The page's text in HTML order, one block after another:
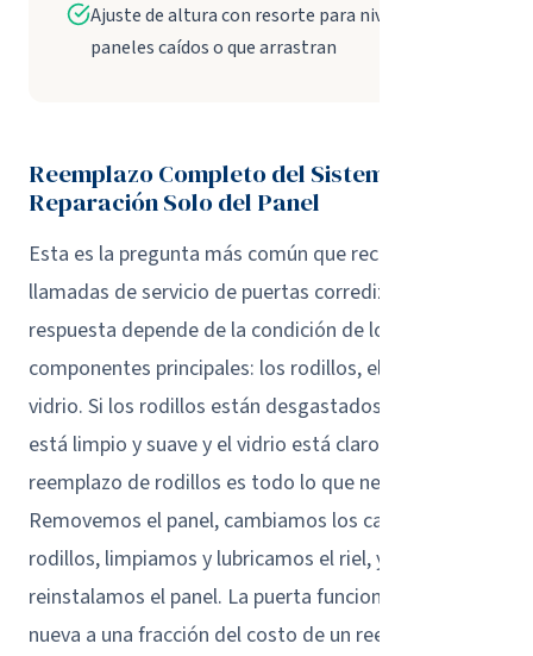
Ajuste de altura con resorte para nivelar
paneles caídos o que arrastran
Reemplazo Completo del Sistema vs.
Reparación Solo del Panel
Esta es la pregunta más común que recibimos en
llamadas de servicio de puertas corredizas, y la
respuesta depende de la condición de los tres
componentes principales: los rodillos, el riel y el
vidrio. Si los rodillos están desgastados pero el riel
está limpio y suave y el vidrio está claro y sellado, un
reemplazo de rodillos es todo lo que necesita.
Removemos el panel, cambiamos los carros de
rodillos, limpiamos y lubricamos el riel, y
reinstalamos el panel. La puerta funciona como
nueva a una fracción del costo de un reemplazo